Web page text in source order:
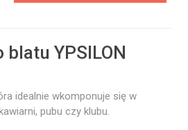
blatu YPSILON
idealnie wkomponuje się w
pubu czy klubu.